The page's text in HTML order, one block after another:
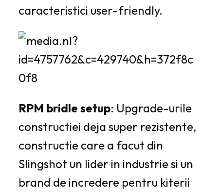
caracteristici user-friendly.
RPM bridle setup: Upgrade-urile
constructiei deja super rezistente,
constructie care a facut din
Slingshot un lider in industrie si un
brand de incredere pentru kiterii